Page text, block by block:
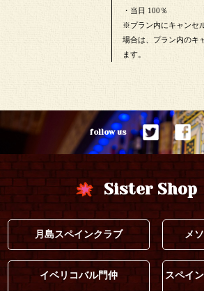
・当日 100％
※プラン内にキャンセ
場合は、プラン内のキ
ます。
follow us
Sister Shop
月島スペインクラブ メ
イベリコバル門仲
スペイ